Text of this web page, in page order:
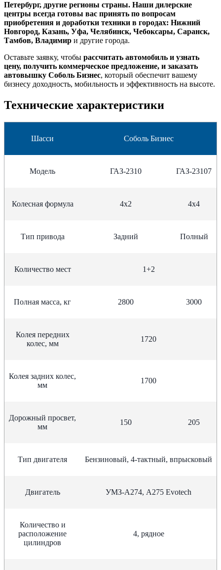
Петербург, другие регионы страны. Наши дилерские
центры всегда готовы вас принять по вопросам
приобретения и доработки техники в городах: Нижний
Новгород, Казань, Уфа, Челябинск, Чебоксары, Саранск,
Тамбов, Владимир и другие города.
Оставьте заявку, чтобы рассчитать автомобиль и узнать
цену, получить коммерческое предложение, и заказать
автовышку Соболь Бизнес, который обеспечит вашему
бизнесу доходность, мобильность и эффективность на высоте.
Технические характеристики
Шасси Соболь Бизнес
Модель ГАЗ-2310 ГАЗ-23107
Колесная формула 4х2 4х4
Тип привода Задний Полный
Количество мест 1+2
Полная масса, кг 2800 3000
Колея передних
колес, мм
1720
Колея задних колес,
мм
1700
Дорожный просвет,
мм
150 205
Тип двигателя Бензиновый, 4-тактный, впрысковый
Двигатель УМЗ-А274, А275 Evotech
Количество и
расположение
цилиндров
4, рядное